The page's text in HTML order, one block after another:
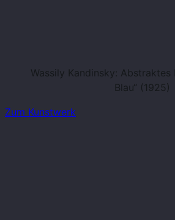
Wassily Kandinsky: Abstraktes
Blau“ (1925)
Zum Kunstwerk